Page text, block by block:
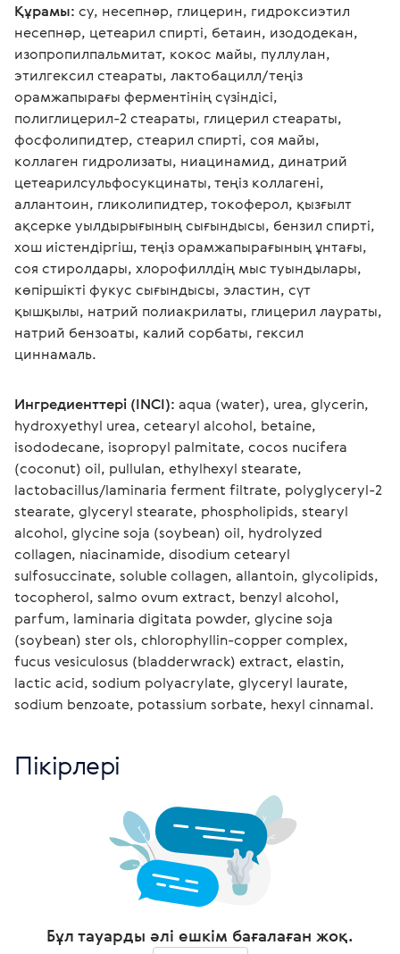
Құрамы: су, несепнәр, глицерин, гидроксиэтил
несепнәр, цетеарил спирті, бетаин, изододекан,
изопропилпальмитат, кокос майы, пуллулан,
этилгексил стеараты, лактобацилл/теңіз
орамжапырағы ферментінің сүзіндісі,
полиглицерил-2 стеараты, глицерил стеараты,
фосфолипидтер, стеарил спирті, соя майы,
коллаген гидролизаты, ниацинамид, динатрий
цетеарилсульфосукцинаты, теңіз коллагені,
аллантоин, гликолипидтер, токоферол, қызғылт
ақсерке уылдырығының сығындысы, бензил спирті,
хош иістендіргіш, теңіз орамжапырағының ұнтағы,
соя стиролдары, хлорофиллдің мыс туындылары,
көпіршікті фукус сығындысы, эластин, сүт
қышқылы, натрий полиакрилаты, глицерил лаураты,
натрий бензоаты, калий сорбаты, гексил
циннамаль.
Ингредиенттері (INCI): aqua (water), urea, glycerin,
hydroxyethyl urea, cetearyl alcohol, betaine,
isododecane, isopropyl palmitate, cocos nucifera
(coconut) oil, pullulan, ethylhexyl stearate,
lactobacillus/laminaria ferment filtrate, polyglyceryl-2
stearate, glyceryl stearate, phospholipids, stearyl
alcohol, glycine soja (soybean) oil, hydrolyzed
collagen, niacinamide, disodium cetearyl
sulfosuccinate, soluble collagen, allantoin, glycolipids,
tocopherol, salmo ovum extract, benzyl alcohol,
parfum, laminaria digitata powder, glycine soja
(soybean) ster ols, chlorophyllin-copper complex,
fucus vesiculosus (bladderwrack) extract, elastin,
lactic acid, sodium polyacrylate, glyceryl laurate,
sodium benzoate, potassium sorbate, hexyl cinnamal.
Пікірлері
Бұл тауарды әлі ешкім бағалаған жоқ.